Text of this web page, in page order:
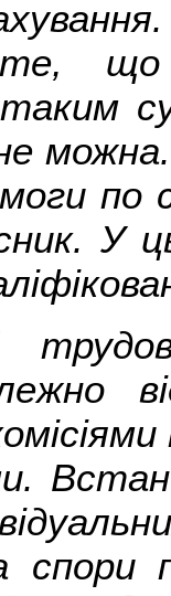
що
таким
по
У